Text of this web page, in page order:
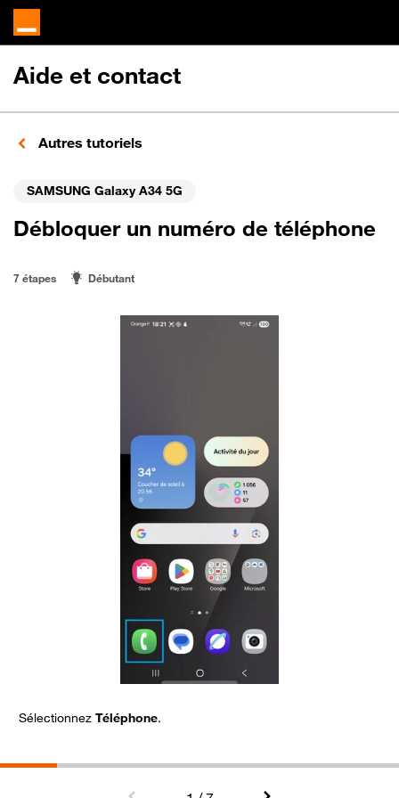
Aide et contact
Autres tutoriels
SAMSUNG Galaxy A34 5G
Débloquer un numéro de téléphone
7 étapes Débutant
Sélectionnez Téléphone.